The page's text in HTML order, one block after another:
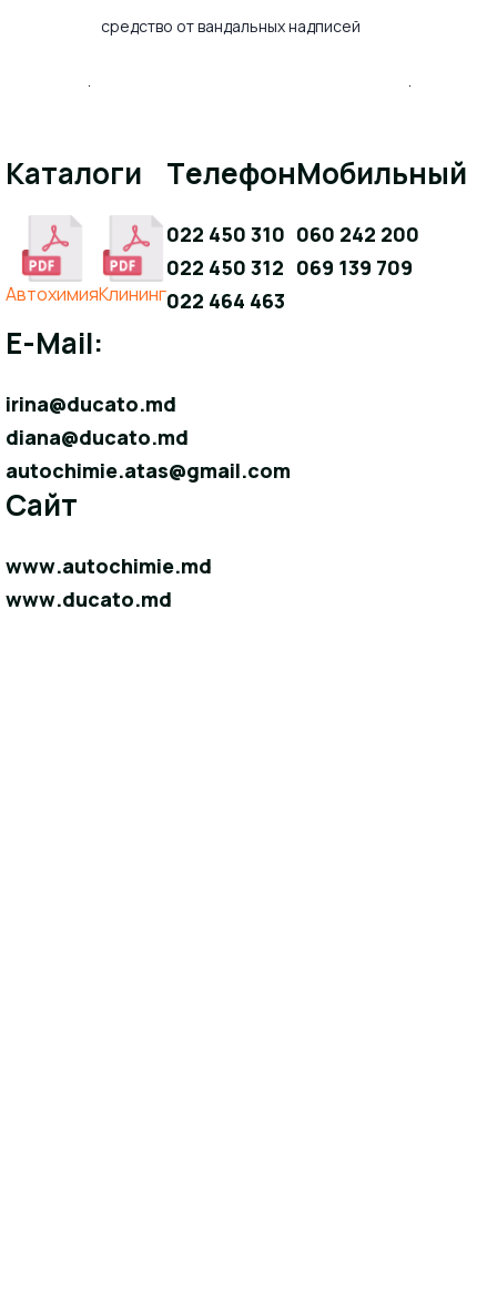
средство от вандальных надписей
Каталоги
AвтохимияКлининг
Телефон
022 450 310
022 450 312
022 464 463
Мобильный
060 242 200
069 139 709
E-Mail:
irina@ducato.md
diana@ducato.md
autochimie.atas@gmail.com
Сайт
www.autochimie.md
www.ducato.md